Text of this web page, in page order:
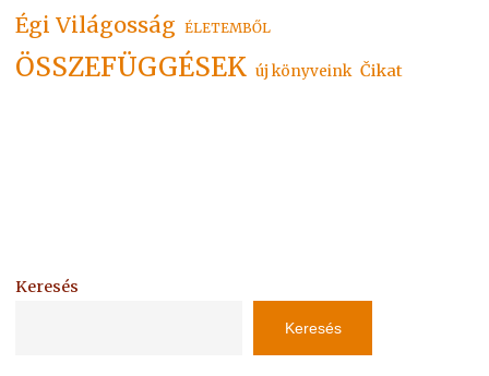
Égi Világosság ÉLETEMBŐL
ÖSSZEFÜGGÉSEK új könyveink Čikat
Keresés
Keresés